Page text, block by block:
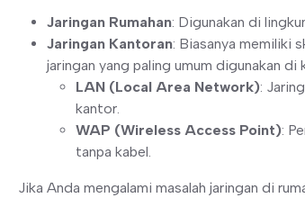
Jaringan Rumahan: Digunakan di
Jaringan Kantoran: Biasanya memiliki
jaringan yang paling umum digunakan di
LAN (Local Area Network):
kantor.
WAP (Wireless Access Point):
tanpa kabel.
Jika Anda mengalami masalah jaringan di